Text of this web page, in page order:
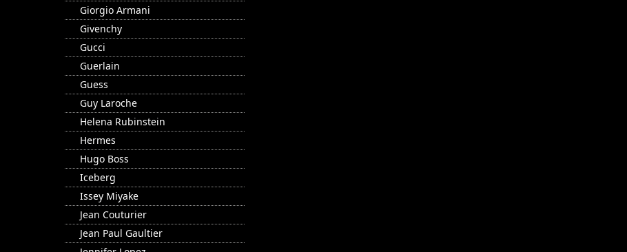
Giorgio Armani
Givenchy
Gucci
Guerlain
Guess
Guy Laroche
Helena Rubinstein
Hermes
Hugo Boss
Iceberg
Issey Miyake
Jean Couturier
Jean Paul Gaultier